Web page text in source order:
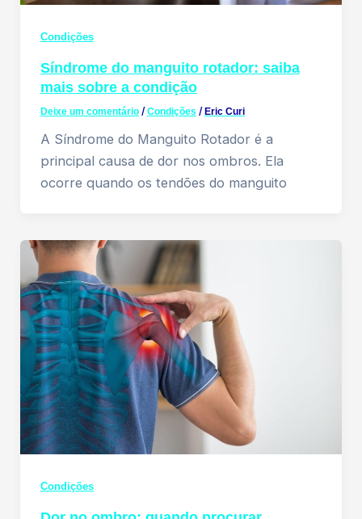
Condições
Síndrome do manguito rotador: saiba
mais sobre a condição
Deixe um comentário /Condições /Eric Curi
A Síndrome do Manguito Rotador é a
principal causa de dor nos ombros. Ela
ocorre quando os tendões do manguito
Condições